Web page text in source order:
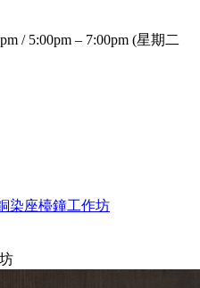
/ 5:00pm – 7:00pm (星期二
染座檯鐘工作坊